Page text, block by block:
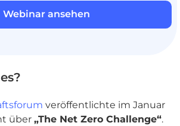
Webinar ansehen
veröffentlichte im Januar
über „The Net Zero Challenge“.